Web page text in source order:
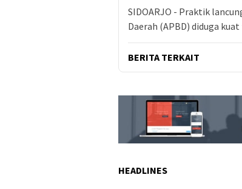
SIDOARJO - Praktik
Daerah (APBD) diduga
BERITA TERKAIT
HEADLINES